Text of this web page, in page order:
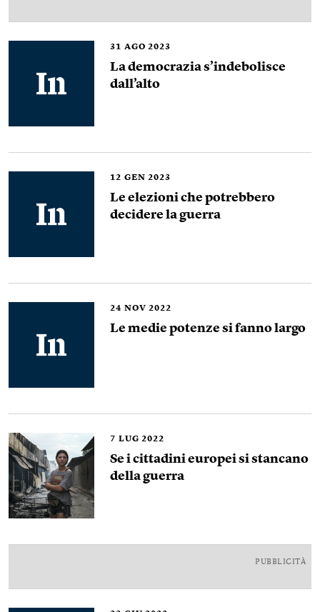
31 AGO 2023
La democrazia s’indebolisce
dall’alto
12 GEN 2023
Le elezioni che potrebbero
decidere la guerra
24 NOV 2022
Le medie potenze si fanno largo
7 LUG 2022
Se i cittadini europei si stancano
della guerra
PUBBLICITÀ